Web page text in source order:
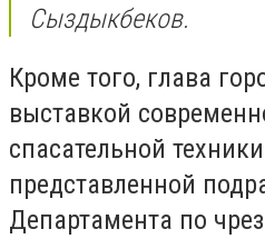
Сыздыкбеков.
Кроме того, глава
выставкой
спасательной
представленной
Департамента по